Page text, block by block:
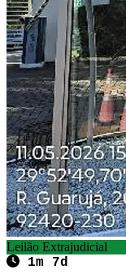
Leilão Extrajudicial
1m 7d